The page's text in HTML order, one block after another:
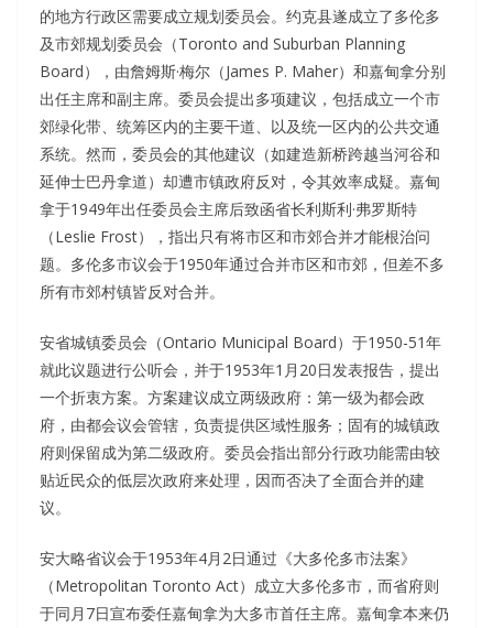
的地方行政区需要成立规划委员会。约克县遂成立了多伦多
及市郊规划委员会（Toronto and Suburban Planning
Board），由詹姆斯·梅尔（James P. Maher）和嘉甸拿分别
出任主席和副主席。委员会提出多项建议，包括成立一个市
郊绿化带、统筹区内的主要干道、以及统一区内的公共交通
系统。然而，委员会的其他建议（如建造新桥跨越当河谷和
延伸士巴丹拿道）却遭市镇政府反对，令其效率成疑。嘉甸
拿于1949年出任委员会主席后致函省长利斯利·弗罗斯特
（Leslie Frost），指出只有将市区和市郊合并才能根治问
题。多伦多市议会于1950年通过合并市区和市郊，但差不多
所有市郊村镇皆反对合并。
安省城镇委员会（Ontario Municipal Board）于1950-51年
就此议题进行公听会，并于1953年1月20日发表报告，提出
一个折衷方案。方案建议成立两级政府：第一级为都会政
府，由都会议会管辖，负责提供区域性服务；固有的城镇政
府则保留成为第二级政府。委员会指出部分行政功能需由较
贴近民众的低层次政府来处理，因而否决了全面合并的建
议。
安大略省议会于1953年4月2日通过《大多伦多市法案》
（Metropolitan Toronto Act）成立大多伦多市，而省府则
于同月7日宣布委任嘉甸拿为大多市首任主席。嘉甸拿本来仍